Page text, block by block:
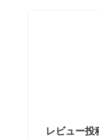
レビュー投